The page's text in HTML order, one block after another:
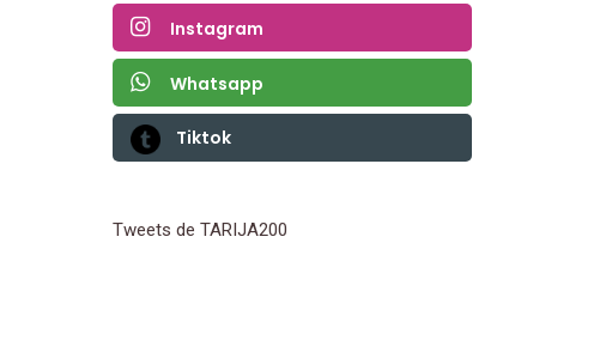
Instagram
Whatsapp
Tiktok
Tweets de TARIJA200